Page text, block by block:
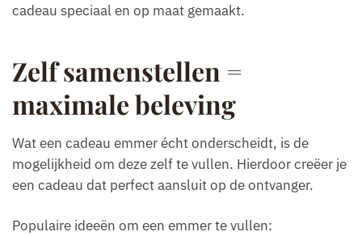
cadeau speciaal en op maat gemaakt.
Zelf samenstellen =
maximale beleving
Wat een cadeau emmer écht onderscheidt, is de
mogelijkheid om deze zelf te vullen. Hierdoor creëer je
een cadeau dat perfect aansluit op de ontvanger.
Populaire ideeën om een emmer te vullen: